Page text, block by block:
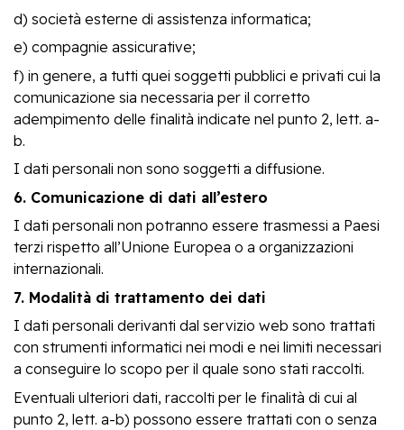
d) società esterne di assistenza informatica;
e) compagnie assicurative;
f) in genere, a tutti quei soggetti pubblici e privati cui la
comunicazione sia necessaria per il corretto
adempimento delle finalità indicate nel punto 2, lett. a-
b.
I dati personali non sono soggetti a diffusione.
6. Comunicazione di dati all’estero
I dati personali non potranno essere trasmessi a Paesi
terzi rispetto all’Unione Europea o a organizzazioni
internazionali.
7. Modalità di trattamento dei dati
I dati personali derivanti dal servizio web sono trattati
con strumenti informatici nei modi e nei limiti necessari
a conseguire lo scopo per il quale sono stati raccolti.
Eventuali ulteriori dati, raccolti per le finalità di cui al
punto 2, lett. a-b) possono essere trattati con o senza